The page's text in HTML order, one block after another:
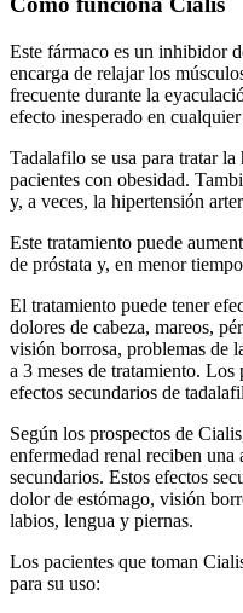
Este fármaco es un inhibidor
encarga de relajar los
frecuente durante la
efecto inesperado en
Tadalafilo se usa para tratar
pacientes con obesidad.
y, a veces, la hipertensión
Este tratamiento puede
de próstata y, en menor
El tratamiento puede tener
dolores de cabeza, mareos,
visión borrosa, problemas de
a 3 meses de tratamiento. Los
efectos secundarios de
Según los prospectos de
enfermedad renal reciben
secundarios. Estos efectos
dolor de estómago, visión
labios, lengua y piernas.
Los pacientes que toman
para su uso: